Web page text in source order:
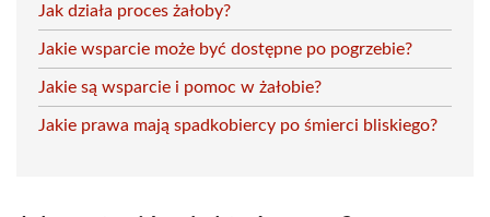
Jak działa proces żałoby?
Jakie wsparcie może być dostępne po pogrzebie?
Jakie są wsparcie i pomoc w żałobie?
Jakie prawa mają spadkobiercy po śmierci bliskiego?